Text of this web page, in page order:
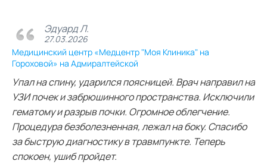
Эдуард Л.
27.03.2026
Медицинский центр «Медцентр "Моя Клиника" на
Гороховой» на Адмиралтейской
Упал на спину, ударился поясницей. Врач направил на
УЗИ почек и забрюшинного пространства. Исключили
гематому и разрыв почки. Огромное облегчение.
Процедура безболезненная, лежал на боку. Спасибо
за быструю диагностику в травмпункте. Теперь
спокоен, ушиб пройдет.